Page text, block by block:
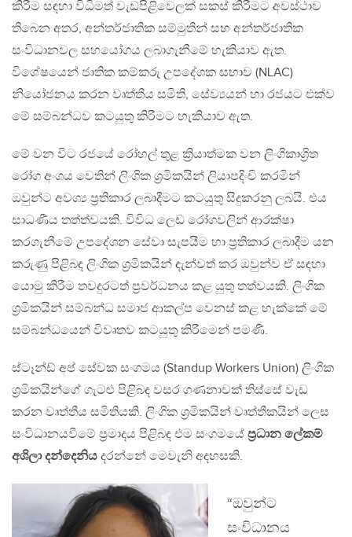
කිරීම සඳහා විධිමත් වැඩපිළිවෙලක් සකස් කිරීමට අවස්ථාව
තිබෙන අතර, අන්තර්ජාතික සම්මුතින් සහ අන්තර්ජාතික
සංවිධානවල සහයෝගය ලබාගැනීමේ හැකියාව ඇත.
විශේෂයෙන් ජාතික කම්කරු උපදේශක සභාව (NLAC)
නියෝජනය කරන වෘත්තීය සමිති, සේව්‍යයන් හා රජයට එක්ව
මේ සම්බන්ධව කටයුතු කිරීමට හැකියාව ඇත.
මේ වන විට රජයේ රෝහල් තුළ ක්‍රියාත්මක වන ලිංගිකාශ්‍රිත
රෝග අංශය වෙතින් ලිංගික ශ්‍රමිකයින් ලියාපදිංචි කරමින්
ඔවුන්ට අවශ්‍ය ප්‍රතිකාර ලබාදීමට කටයුතු සිදුකරනු ලබයි. එය
සාධණීය තත්ත්වයකි. විවිධ ලෙඩ රෝගවලින් ආරක්ෂා
කරගැනීමේ උපදේශන සේවා සැපයීම හා ප්‍රතිකාර ලබාදීම යන
කරුණු පිළිබඳ ලිංගික ශ්‍රමිකයින් දැන්වත් කර ඔවුන්ව ඒ සඳහා
යොමු කිරීම තවදුරටත් ප්‍රවර්ධනය කළ යුතු තත්වයකි. ලිංගික
ශ්‍රමිකයින් සම්බන්ධ සමාජ ආකල්ප වෙනස් කළ හැක්කේ මේ
සම්බන්ධයෙන් විවෘතව කටයුතු කිරීමෙන් පමණි.
ස්ටෑන්ඩ් අප් සේවක සංගමය (Standup Workers Union) ලිංගික
ශ්‍රමිකයින්ගේ ගැටළු පිළිබඳ වසර ගණනාවක් තිස්සේ වැඩ
කරන වෘත්තීය සමිතියකි. ලිංගික ශ්‍රමිකයින් වෘත්තීකයින් ලෙස
සංවිධානයවීමේ ප්‍රමාදය පිළිබඳ එම සංගමයේ ප්‍රධාන ලේකම්
අශිලා දන්දෙනිය දරන්නේ මෙවැනි අදහසකි.
“ඔවුන්ට
සංවිධානය